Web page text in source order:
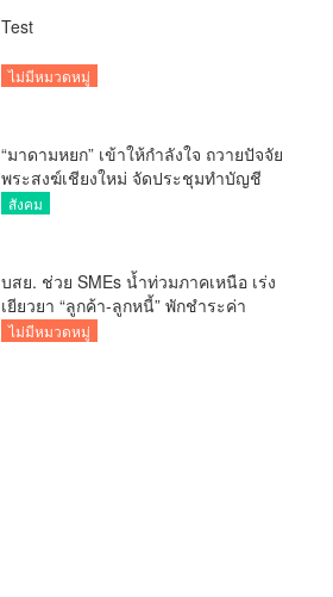
Test
ไม่มีหมวดหมู่
“มาดามหยก” เข้าให้กำลังใจ ถวายปัจจัย
พระสงฆ์เชียงใหม่ จัดประชุมทำบัญชี
รายรับรายจ่ายของวัด กว่า 300 รูป ที่วัด
สังคม
บสย. ช่วย SMEs น้ำท่วมภาคเหนือ เร่ง
เยียวยา “ลูกค้า-ลูกหนี้” พักชำระค่า
ธรรมเนียม-ค่างวด
ไม่มีหมวดหมู่